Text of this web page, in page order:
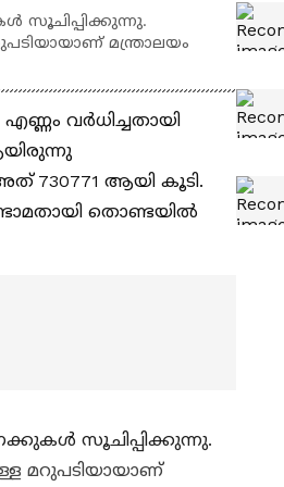
സൂചിപ്പിക്കുന്നു.
മന്ത്രാലയം
വർധിച്ചതായി
730771 ആയി കൂടി.
തൊണ്ടയിൽ
സൂചിപ്പിക്കുന്നു.
മറുപടിയായാണ്